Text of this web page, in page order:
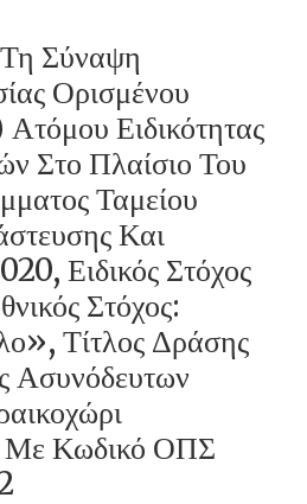
Σύναψη
Ορισμένου
Ειδικότητας
Στο Πλαίσιο Του
Ταμείου
Και
Ειδικός Στόχος
Στόχος:
Τίτλος Δράσης
Ασυνόδευτων
Με Κωδικό ΟΠΣ